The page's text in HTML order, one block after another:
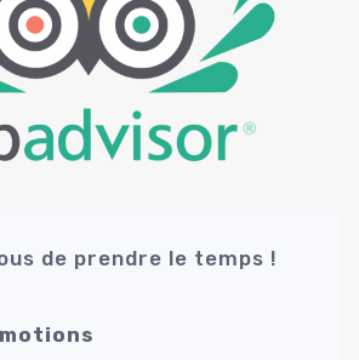
de prendre le temps !